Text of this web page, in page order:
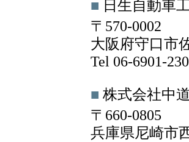
■ 日生自動車
〒570-0002
大阪府守口市
Tel 06-6901-
■ 株式会社中
〒660-0805
兵庫県尼崎市